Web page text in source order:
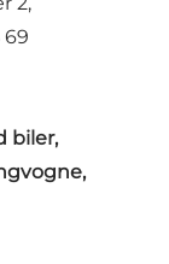
69
biler,